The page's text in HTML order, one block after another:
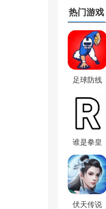
热门游戏
足球防线
谁是拳皇
伏天传说